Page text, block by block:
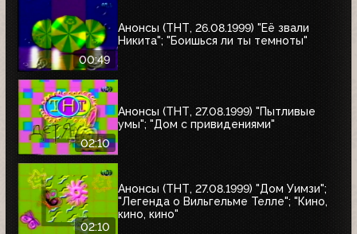
00:49
Анонсы (ТНТ, 26.08.1999) "Её звали
Никита"; "Боишься ли ты темноты"
02:10
Анонсы (ТНТ, 27.08.1999) "Пытливые
умы"; "Дом с привидениями"
02:10
Анонсы (ТНТ, 27.08.1999) "Дом Уимзи";
"Легенда о Вильгельме Телле"; "Кино,
кино, кино"